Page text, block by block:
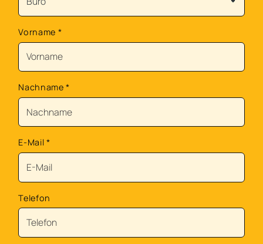
Vorname *
Nachname*
E-Mail *
Telefon